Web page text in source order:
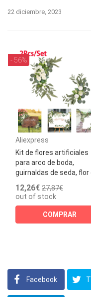
22 diciembre, 2023
- 56%
Aliexpress
Kit de flores artificiales
para arco de boda,
guirnaldas de seda, flor
12,26€ 27,87€
out of stock
COMPRAR
Facebook